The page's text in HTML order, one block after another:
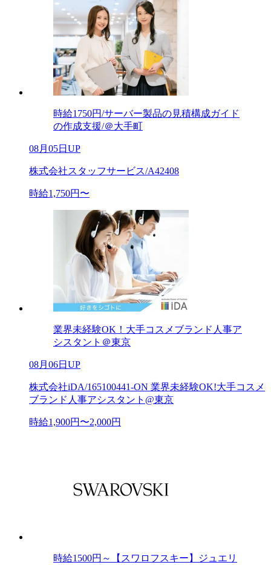
時給1750円/サーバー製品の見積構成ガイド
の作成支援/＠大手町
08月05日UP
株式会社スタッフサービス/A42408
時給1,750円〜
業界未経験OK！大手コスメブランド人事ア
シスタント＠東京
08月06日UP
株式会社iDA/165100441-ON 業界未経験OK!大手コスメ
ブランド人事アシスタント@東京
時給1,900円〜2,000円
時給1500円～【スワロフスキー】ジュエリ